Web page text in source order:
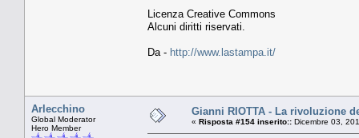
Licenza Creative Commons
Alcuni diritti riservati.
Da - http://www.lastampa.it/
Arlecchino
Global Moderator
Hero Member
Gianni RIOTTA - La rivoluzione
« Risposta #154 inserito:: Dicembre 03,